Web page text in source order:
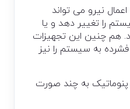
نیرو می تواند
را تغییر دهد و یا
چنین این تجهیزات
به سیستم را نیز
پنوماتیک به چند صورت